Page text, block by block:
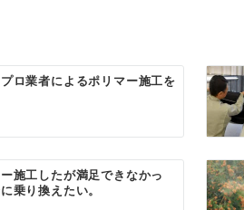
ロ業者によるポリマー施工を
施工したが満足できなかっ
乗り換えたい。